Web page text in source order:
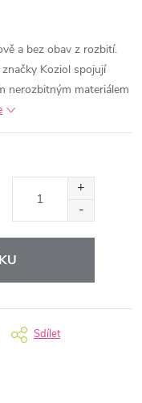
a bez obav z rozbití.
Koziol spojují
nerozbitným materiálem
Sdílet